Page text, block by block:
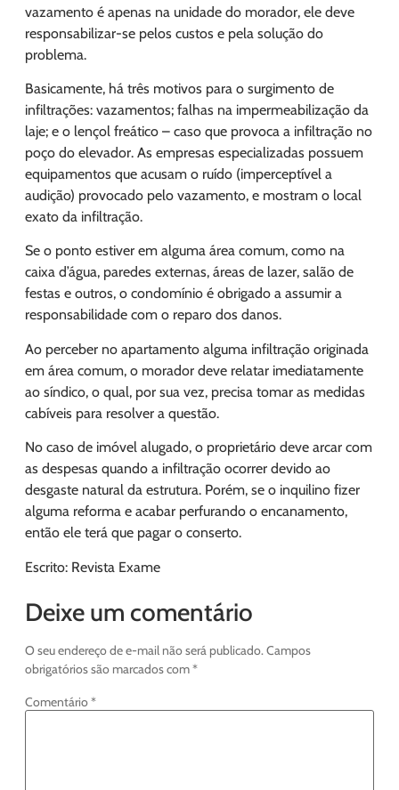
vazamento é apenas na unidade do morador, ele deve
responsabilizar-se pelos custos e pela solução do
problema.
Basicamente, há três motivos para o surgimento de
infiltrações: vazamentos; falhas na impermeabilização da
laje; e o lençol freático – caso que provoca a infiltração no
poço do elevador. As empresas especializadas possuem
equipamentos que acusam o ruído (imperceptível a
audição) provocado pelo vazamento, e mostram o local
exato da infiltração.
Se o ponto estiver em alguma área comum, como na
caixa d’água, paredes externas, áreas de lazer, salão de
festas e outros, o condomínio é obrigado a assumir a
responsabilidade com o reparo dos danos.
Ao perceber no apartamento alguma infiltração originada
em área comum, o morador deve relatar imediatamente
ao síndico, o qual, por sua vez, precisa tomar as medidas
cabíveis para resolver a questão.
No caso de imóvel alugado, o proprietário deve arcar com
as despesas quando a infiltração ocorrer devido ao
desgaste natural da estrutura. Porém, se o inquilino fizer
alguma reforma e acabar perfurando o encanamento,
então ele terá que pagar o conserto.
Escrito: Revista Exame
Deixe um comentário
O seu endereço de e-mail não será publicado.Campos
obrigatórios são marcados com*
Comentário*